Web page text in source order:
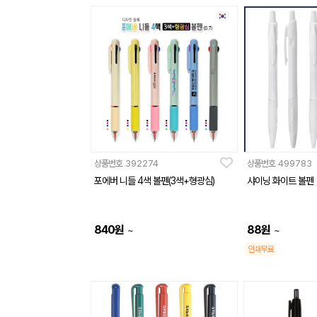
상품번호 392274
포에버 니들 4색 볼펜(3색+형광심)
840원 ~
상품번호 499783
샤이닝 화이트 볼펜
88원 ~
인쇄무료